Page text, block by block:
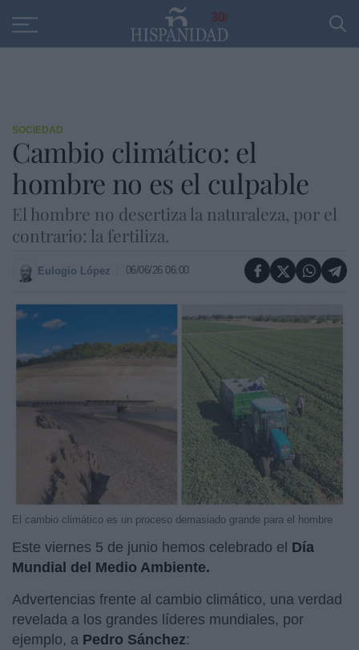
30
SOCIEDAD
Cambio climático: el
hombre no es el culpable
El hombre no desertiza la naturaleza, por el
contrario: la fertiliza.
Eulogio López 06/06/26 06:00
El cambio climático es un proceso demasiado grande para el hombre
Este viernes 5 de junio hemos celebrado el Día
Mundial del Medio Ambiente.
Advertencias frente al cambio climático, una verdad
revelada a los grandes líderes mundiales, por
ejemplo, a Pedro Sánchez: